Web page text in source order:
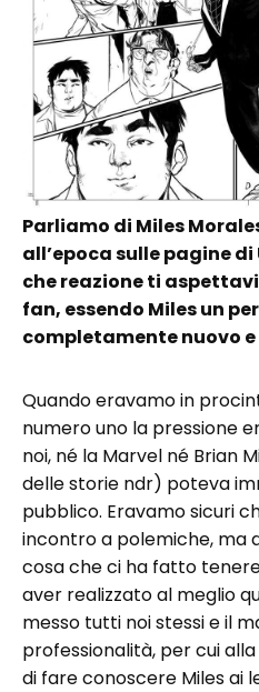
Parliamo di Miles
all’epoca sulle pagine
che reazione ti
fan, essendo Miles un
completamente nuovo
Quando eravamo in
numero uno la pressione
noi, né la Marvel né Brian
delle storie ndr) poteva
pubblico. Eravamo sicuri
incontro a polemiche, ma
cosa che ci ha fatto
aver realizzato al meglio
messo tutti noi stessi e il
professionalità, per cui
di fare conoscere Miles ai